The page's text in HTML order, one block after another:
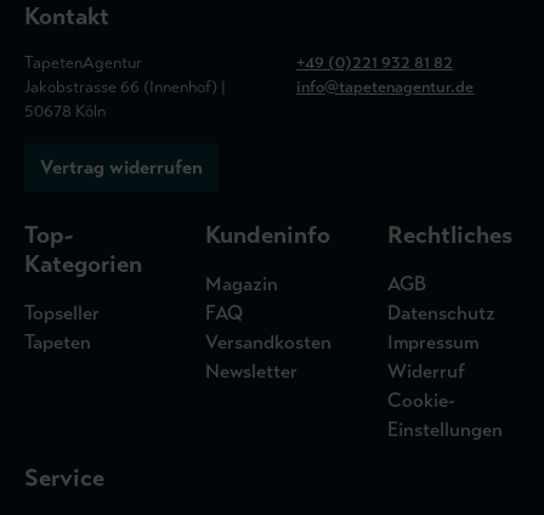
Kontakt
TapetenAgentur
Jakobstrasse 66 (Innenhof) |
50678 Köln
+49 (0)221 932 81 82
info@tapetenagentur.de
Vertrag widerrufen
Top-
Kategorien
Topseller
Tapeten
Kundeninfo
Magazin
FAQ
Versandkosten
Newsletter
Rechtliches
AGB
Datenschutz
Impressum
Widerruf
Cookie-
Einstellungen
Service